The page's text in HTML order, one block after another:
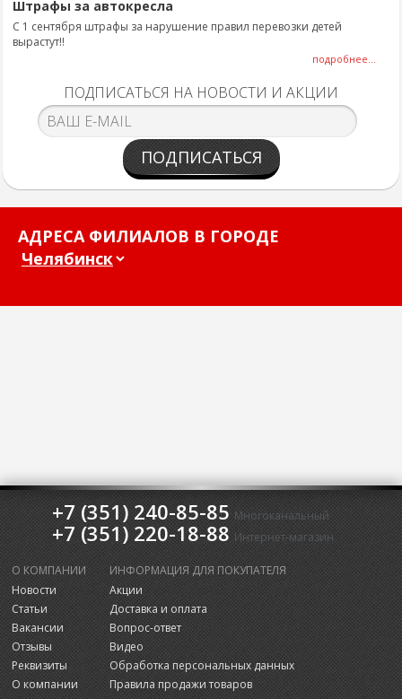
Штрафы за автокресла
С 1 сентября штрафы за нарушение правил перевозки детей
вырастут!!
подробнее...
ПОДПИСАТЬСЯ НА НОВОСТИ И АКЦИИ
ПОДПИСАТЬСЯ
АДРЕСА ФИЛИАЛОВ В ГОРОДЕ
+7 (351) 240-85-85 Многоканальный
+7 (351) 220-18-88 Интернет-магазин
О КОМПАНИИ
Новости
Статьи
Вакансии
Отзывы
Реквизиты
О компании
ИНФОРМАЦИЯ ДЛЯ ПОКУПАТЕЛЯ
Акции
Доставка и оплата
Вопрос-ответ
Видео
Обработка персональных данных
Правила продажи товаров